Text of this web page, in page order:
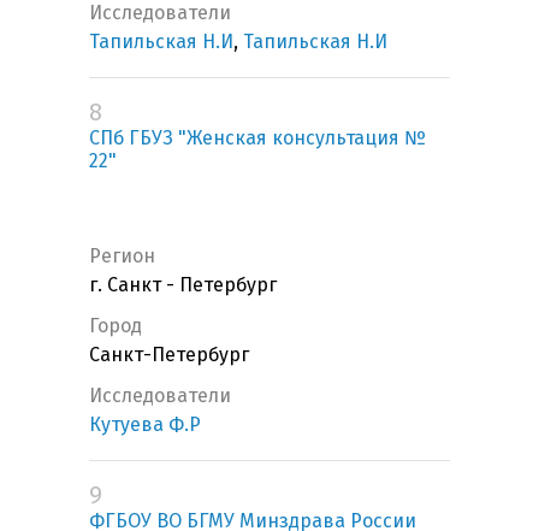
Исследователи
Тапильская Н.И, Тапильская Н.И
8
СПб ГБУЗ "Женская консультация №
22"
Регион
г. Санкт - Петербург
Город
Санкт-Петербург
Исследователи
Кутуева Ф.Р
9
ФГБОУ ВО БГМУ Минздрава России